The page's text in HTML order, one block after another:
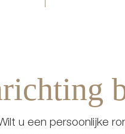
u een persoonlijke